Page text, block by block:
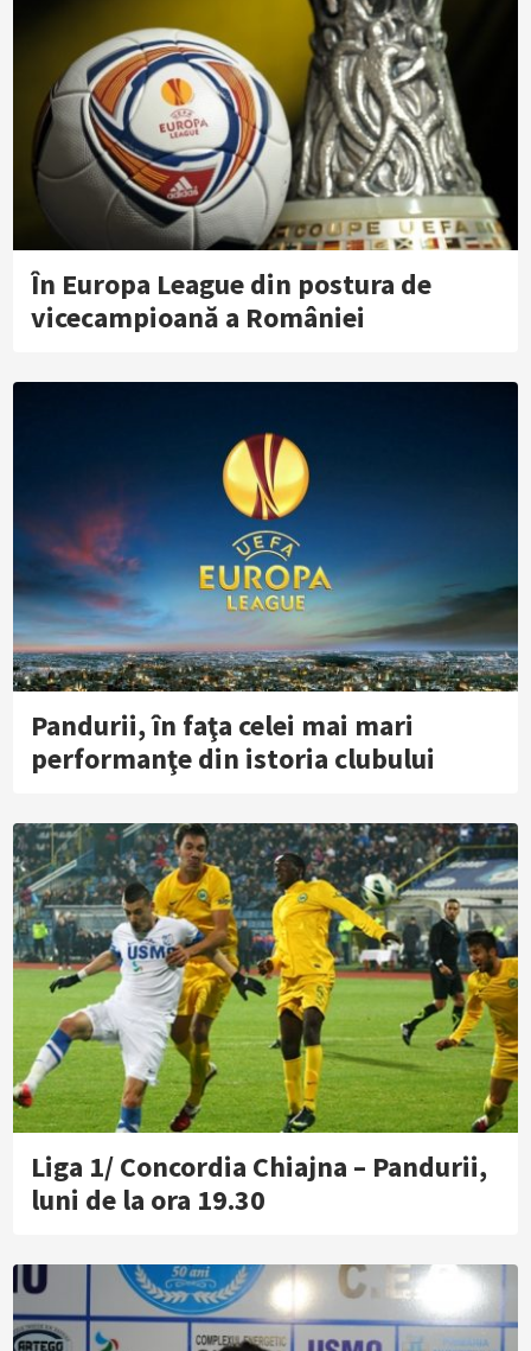
În Europa League din postura de
vicecampioană a României
Pandurii, în faţa celei mai mari
performanţe din istoria clubului
Liga 1/ Concordia Chiajna – Pandurii,
luni de la ora 19.30